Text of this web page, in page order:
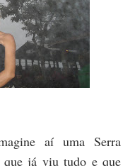
aí uma Serra
que já viu tudo e que